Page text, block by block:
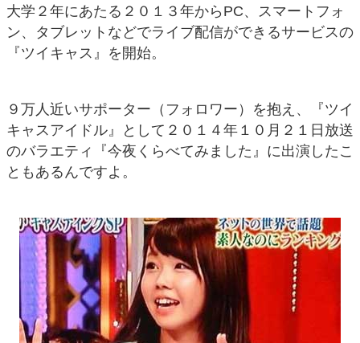
大学２年にあたる２０１３年からPC、スマートフォ
ン、タブレットなどでライブ配信ができるサービスの
『ツイキャス』を開始。
９万人近いサポーター（フォロワー）を抱え、『ツイ
キャスアイドル』として２０１４年１０月２１日放送
のバラエティ『今夜くらべてみました』に出演したこ
ともあるんですよ。